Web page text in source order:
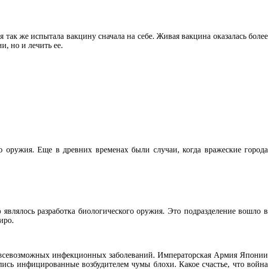
же испытала вакцину сначала на себе. Живая вакцина оказалась более
но и лечить ее.
оружия. Еще в древних временах были случаи, когда вражеские города
разработка биологического оружия. Это подразделение вошло в
инфекционных заболеваний. Императорская Армия Японии
инфицированные возбудителем чумы блохи. Какое счастье, что война